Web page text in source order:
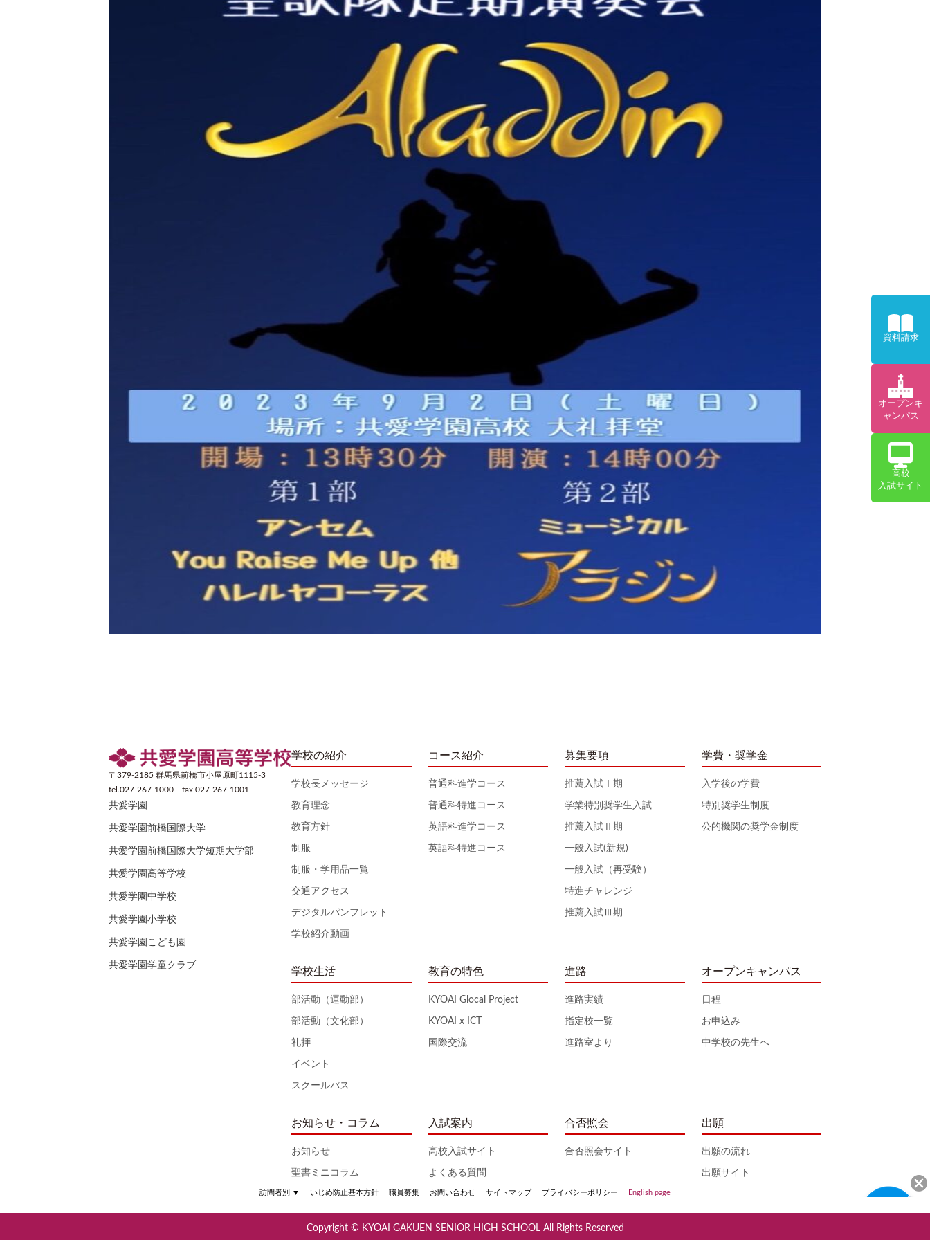
〒379-2185 群馬県前橋市小屋原町1115-3
tel.027-267-1000 fax.027-267-1001
共愛学園
共愛学園前橋国際大学
共愛学園前橋国際大学短期大学部
共愛学園高等学校
共愛学園中学校
共愛学園小学校
共愛学園こども園
共愛学園学童クラブ
学校の紹介
学校長メッセージ
教育理念
教育方針
制服
制服・学用品一覧
交通アクセス
デジタルパンフレット
学校紹介動画
学校生活
部活動（運動部）
部活動（文化部）
礼拝
イベント
スクールバス
お知らせ・コラム
お知らせ
聖書ミニコラム
コース紹介
普通科進学コース
普通科特進コース
英語科進学コース
英語科特進コース
教育の特色
KYOAI Glocal Project
KYOAI x ICT
国際交流
入試案内
高校入試サイト
よくある質問
募集要項
推薦入試Ⅰ期
学業特別奨学生入試
推薦入試Ⅱ期
一般入試(新規)
一般入試（再受験）
特進チャレンジ
推薦入試Ⅲ期
進路
進路実績
指定校一覧
進路室より
合否照会
合否照会サイト
学費・奨学金
入学後の学費
特別奨学生制度
公的機関の奨学金制度
オープンキャンパス
日程
お申込み
中学校の先生へ
出願
出願の流れ
出願サイト
訪問者別 ▼ いじめ防止基本方針 職員募集 お問い合わせ サイトマップ プライバシーポリシー English page
Copyright © KYOAI GAKUEN SENIOR HIGH SCHOOL All Rights Reserved
資料請求
オープンキ
ャンパス
高校
入試サイト